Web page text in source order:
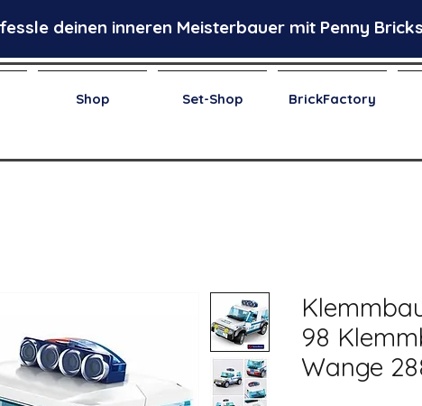
deinen inneren Meisterbauer mit Penny
Shop Set-Shop BrickFactory
98
Wange